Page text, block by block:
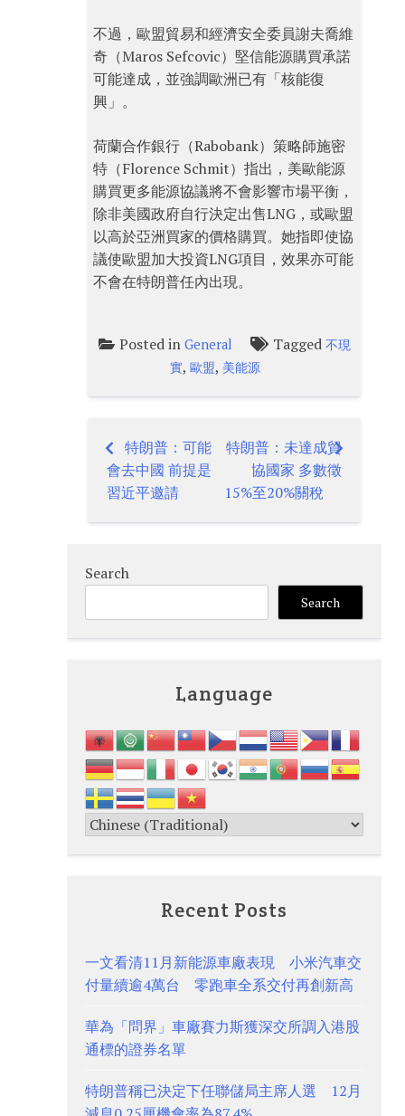
不過，歐盟貿易和經濟安全委員謝夫喬維
奇（Maros Sefcovic）堅信能源購買承諾
可能達成，並強調歐洲已有「核能復
興」。
荷蘭合作銀行（Rabobank）策略師施密
特（Florence Schmit）指出，美歐能源
購買更多能源協議將不會影響市場平衡，
除非美國政府自行決定出售LNG，或歐盟
以高於亞洲買家的價格購買。她指即使協
議使歐盟加大投資LNG項目，效果亦可能
不會在特朗普任內出現。
Posted in General Tagged 不現
實,歐盟, 美能源
Post
navigation
特朗普：可能
會去中國 前提是
習近平邀請
特朗普：未達成貿
協國家 多數徵
15%至20%關稅
Search
Search
Language
Recent Posts
一文看清11月新能源車廠表現 小米汽車交
付量續逾4萬台 零跑車全系交付再創新高
華為「問界」車廠賽力斯獲深交所調入港股
通標的證券名單
特朗普稱已決定下任聯儲局主席人選 12月